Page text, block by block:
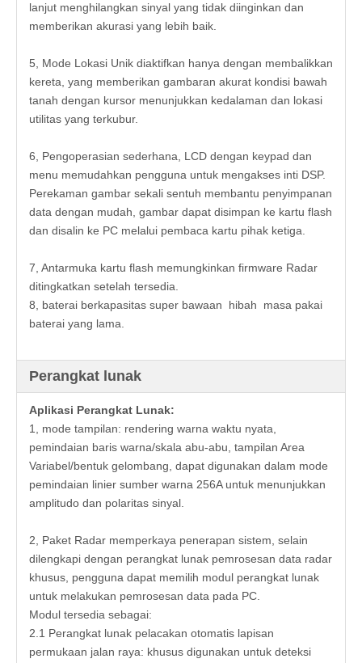
lanjut menghilangkan sinyal yang tidak diinginkan dan
memberikan akurasi yang lebih baik.
5, Mode Lokasi Unik diaktifkan hanya dengan membalikkan
kereta, yang memberikan gambaran akurat kondisi bawah
tanah dengan kursor menunjukkan kedalaman dan lokasi
utilitas yang terkubur.
6, Pengoperasian sederhana, LCD dengan keypad dan
menu memudahkan pengguna untuk mengakses inti DSP.
Perekaman gambar sekali sentuh membantu penyimpanan
data dengan mudah, gambar dapat disimpan ke kartu flash
dan disalin ke PC melalui pembaca kartu pihak ketiga.
7, Antarmuka kartu flash memungkinkan firmware Radar
ditingkatkan setelah tersedia.
8, baterai berkapasitas super bawaan hibah masa pakai
baterai yang lama.
Perangkat lunak
Aplikasi Perangkat Lunak:
1, mode tampilan: rendering warna waktu nyata,
pemindaian baris warna/skala abu-abu, tampilan Area
Variabel/bentuk gelombang, dapat digunakan dalam mode
pemindaian linier sumber warna 256A untuk menunjukkan
amplitudo dan polaritas sinyal.
2, Paket Radar memperkaya penerapan sistem, selain
dilengkapi dengan perangkat lunak pemrosesan data radar
khusus, pengguna dapat memilih modul perangkat lunak
untuk melakukan pemrosesan data pada PC.
Modul tersedia sebagai:
2.1 Perangkat lunak pelacakan otomatis lapisan
permukaan jalan raya: khusus digunakan untuk deteksi